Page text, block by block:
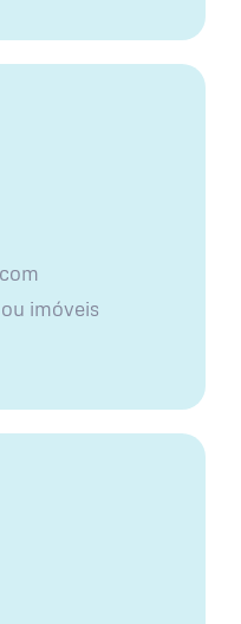
imóveis